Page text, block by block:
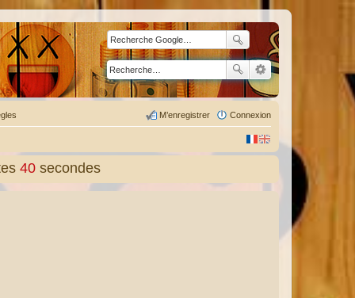
Connexion
M’enregistrer
41 secondes